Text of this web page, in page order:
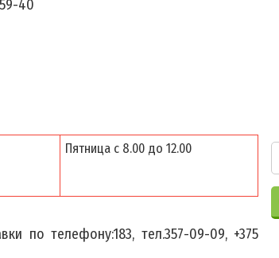
40
Пятница с 8.00 до 12.00
по телефону:183, тел.357-09-09, +375